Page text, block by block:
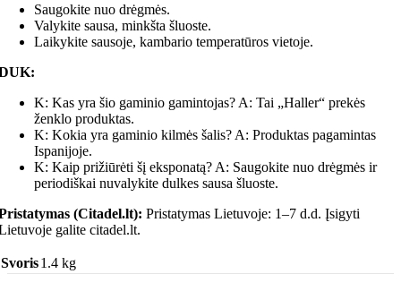
Saugokite nuo drėgmės.
Valykite sausa, minkšta šluoste.
Laikykite sausoje, kambario temperatūros vietoje.
K: Kas yra šio gaminio gamintojas? A: Tai „Haller“ prekės
ženklo produktas.
K: Kokia yra gaminio kilmės šalis? A: Produktas pagamintas
Ispanijoje.
K: Kaip prižiūrėti šį eksponatą? A: Saugokite nuo drėgmės ir
periodiškai nuvalykite dulkes sausa šluoste.
(Citadel.lt): Pristatymas Lietuvoje: 1–7 d.d. Įsigyti
galite citadel.lt.
Svoris1.4 kg